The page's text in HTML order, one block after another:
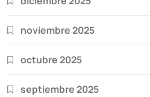
noviembre 2025
octubre 2025
septiembre 2025